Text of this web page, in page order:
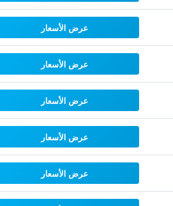
عرض الأسعار
عرض الأسعار
عرض الأسعار
عرض الأسعار
عرض الأسعار